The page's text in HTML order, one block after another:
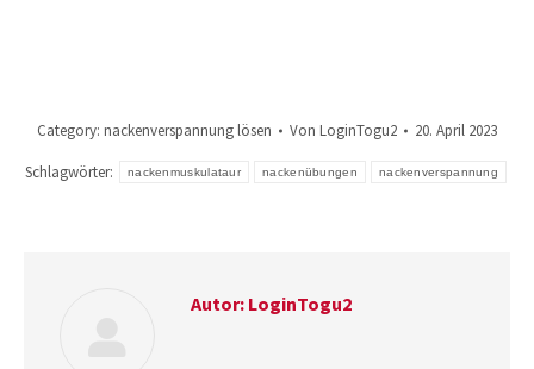
Category: nackenverspannung lösen Von LoginTogu2 20. April 2023
Schlagwörter: nackenmuskulataur nackenübungen nackenverspannung
Autor: LoginTogu2